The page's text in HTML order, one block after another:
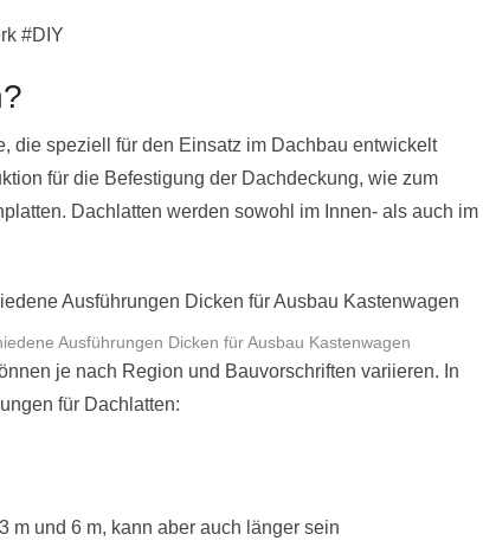
#DIY
die speziell für den Einsatz im Dachbau entwickelt
für die Befestigung der Dachdeckung, wie zum
Dachlatten werden sowohl im Innen- als auch im
Ausführungen Dicken für Ausbau Kastenwagen
je nach Region und Bauvorschriften variieren. In
für Dachlatten:
m und 6 m, kann aber auch länger sein